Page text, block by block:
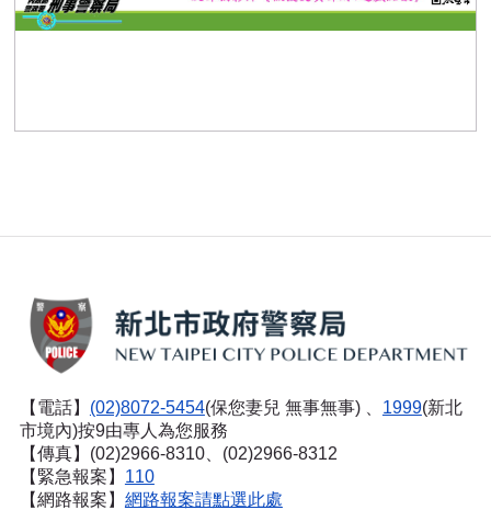
【電話】 (02)8072-5454(保您妻兒 無事無事) 、 1999(新北
市境內)按9由專人為您服務
【傳真】(02)2966-8310、(02)2966-8312
【緊急報案】 110
【網路報案】 網路報案請點選此處